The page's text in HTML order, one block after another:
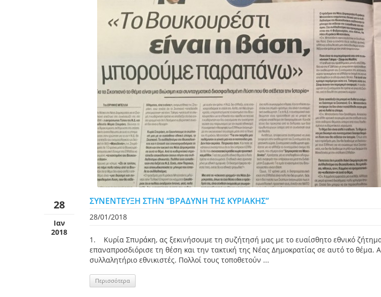
28
Ιαν
2018
ΣΥΝΕΝΤΕΥΞΗ ΣΤΗΝ “ΒΡΑΔΥΝΗ ΤΗΣ ΚΥΡΙΑΚΗΣ”
28/01/2018
1. Κυρία Σπυράκη, ας ξεκινήσουμε τη συζήτησή μας με το ευαίσθητο εθνικό
επαναπροσδιόρισε τη θέση και την τακτική της Νέας Δημοκρατίας σε αυτό το
συλλαλητήριο εθνικιστές. Πολλοί τους τοποθετούν ...
Περισσότερα